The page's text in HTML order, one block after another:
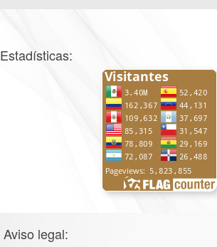
Estadísticas:
Aviso legal: